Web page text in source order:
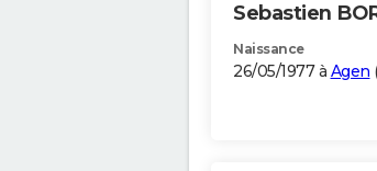
Sebastien
Naissance
26/05/1977 à Agen